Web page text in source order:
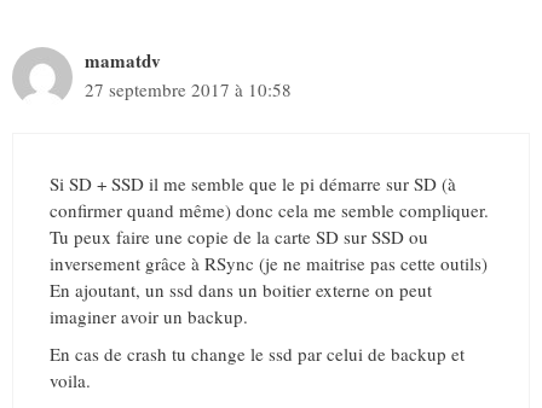
mamatdv
27 septembre 2017 à 10:58
Si SD + SSD il me semble que le pi démarre sur SD (à
confirmer quand même) donc cela me semble compliquer.
Tu peux faire une copie de la carte SD sur SSD ou
inversement grâce à RSync (je ne maitrise pas cette outils)
En ajoutant, un ssd dans un boitier externe on peut
imaginer avoir un backup.
En cas de crash tu change le ssd par celui de backup et
voila.